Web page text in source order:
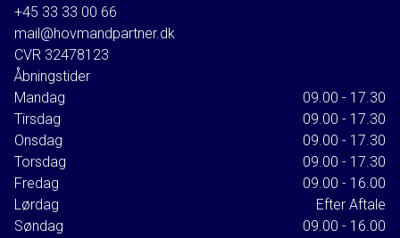
forhold omkring opstigende fugt i kælderen som er beskrevet i rapporterne.
Tilbuddet lyder på: Kr. 2.323.562,50
Sælgers forsikringsselskab har for hoveddelen afvist, at der er tale om så
alvorlige fejl og mangler, at de vil bekoste en udbedring af de omhandlede
bygningsdele.
Sælger valgte på baggrund af de foretagne undersøgelser, at få udarbejdet
arkitekttegninger samt at ansøge om opførelsen af et helt nyt hus i 2 plan på
283 m2 + 30 m2 kælder.
Der blev givet byggetilladelse til opførelsen af den nye villa ultimo maj 2024.
+45 33 33 00 66
mail@hovmandpartner.dk
CVR 32478123
Åbningstider
Mandag
09.00 - 17.30
Tirsdag
09.00 - 17.30
Onsdag
09.00 - 17.30
Torsdag
09.00 - 17.30
Fredag
09.00 - 16.00
Lørdag
Efter Aftale
Søndag
09.00 - 16.00